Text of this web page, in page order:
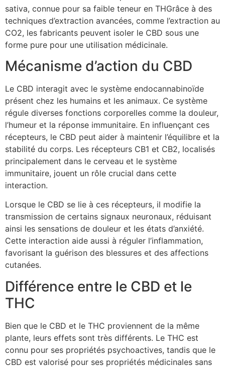
sativa, connue pour sa faible teneur en THGrâce à des
techniques d’extraction avancées, comme l’extraction au
CO2, les fabricants peuvent isoler le CBD sous une
forme pure pour une utilisation médicinale.
Mécanisme d’action du CBD
Le CBD interagit avec le système endocannabinoïde
présent chez les humains et les animaux. Ce système
régule diverses fonctions corporelles comme la douleur,
l’humeur et la réponse immunitaire. En influençant ces
récepteurs, le CBD peut aider à maintenir l’équilibre et la
stabilité du corps. Les récepteurs CB1 et CB2, localisés
principalement dans le cerveau et le système
immunitaire, jouent un rôle crucial dans cette
interaction.
Lorsque le CBD se lie à ces récepteurs, il modifie la
transmission de certains signaux neuronaux, réduisant
ainsi les sensations de douleur et les états d’anxiété.
Cette interaction aide aussi à réguler l’inflammation,
favorisant la guérison des blessures et des affections
cutanées.
Différence entre le CBD et le
THC
Bien que le CBD et le THC proviennent de la même
plante, leurs effets sont très différents. Le THC est
connu pour ses propriétés psychoactives, tandis que le
CBD est valorisé pour ses propriétés médicinales sans